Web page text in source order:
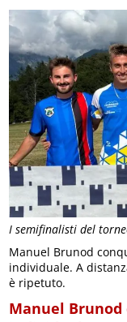
I semifinalisti del
Manuel Brunod
individuale. A
è ripetuto.
Manuel